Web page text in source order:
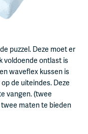
puzzel. Deze moet er
voldoende ontlast is
waveflex kussen is
de uiteindes. Deze
vangen. (twee
maten te bieden